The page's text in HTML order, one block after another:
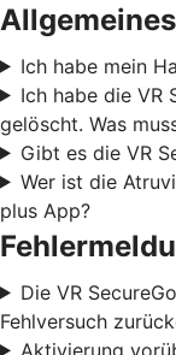
Allgemeines
Ich habe mein
Ich habe die VR
gelöscht. Was
Gibt es die VR
Wer ist die
plus App?
Die VR
Fehlversuch
Aktivierung